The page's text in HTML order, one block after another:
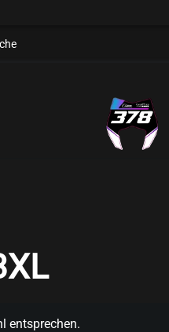
entsprechen.